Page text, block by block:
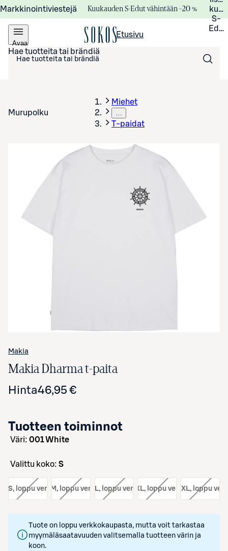
Markkinointiviestejä Kuukauden S-Edut vähintään –20 %
S-
Avaa
valikko
Etusivu
Hae tuotteita tai brändiä
Murupolku
Miehet
…
T-paidat
Makia
Makia Dharma t-paita
Hinta46,95 €
Tuotteen toiminnot
väri: 001 White
Valittu koko: S
S, loppu verkosta
koko: M, loppu verkosta
koko: L, loppu verkosta
koko: XL, loppu verkosta
koko: XXL, loppu
Tuote on loppu verkkokaupasta, mutta voit tarkastaa
myymäläsaatavuuden valitsemalla tuotteen värin ja
koon.